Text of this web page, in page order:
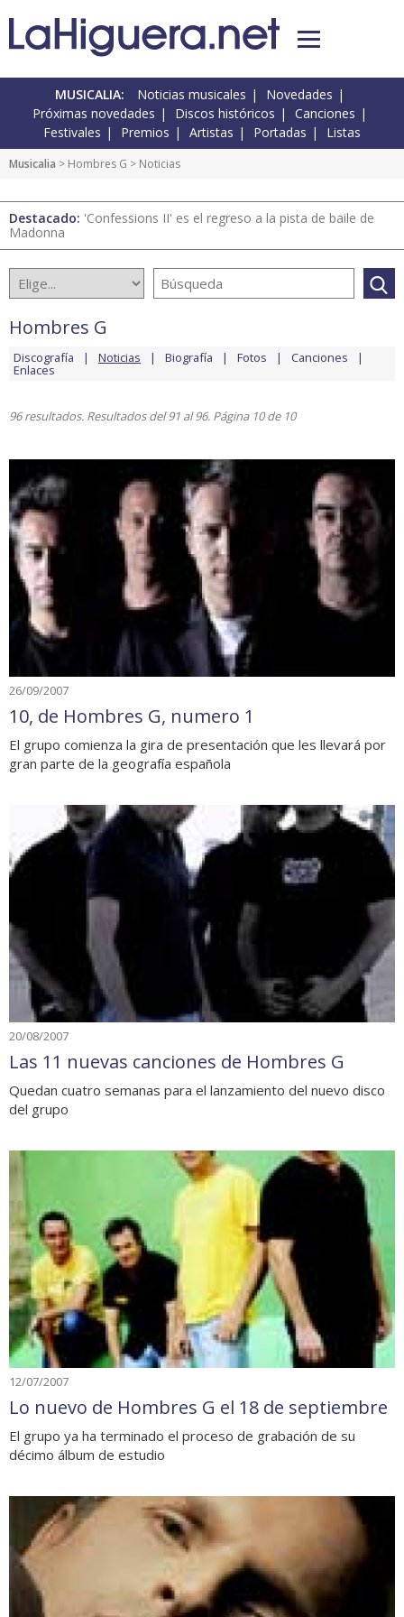
MUSICALIA: Noticias musicales
Novedades
Próximas novedades
Discos históricos
Canciones
Festivales
Premios Artistas Portadas Listas
Musicalia > Hombres G > Noticias
Destacado: 'Confessions II' es el regreso a la pista de baile de
Madonna
Hombres G
Discografía Noticias Biografía Fotos Canciones
Enlaces
96 resultados. Resultados del 91 al 96. Página 10 de 10
26/09/2007
10, de Hombres G, numero 1
El grupo comienza la gira de presentación que les llevará por
gran parte de la geografía española
20/08/2007
Las 11 nuevas canciones de Hombres G
Quedan cuatro semanas para el lanzamiento del nuevo disco
del grupo
12/07/2007
Lo nuevo de Hombres G el 18 de septiembre
El grupo ya ha terminado el proceso de grabación de su
décimo álbum de estudio